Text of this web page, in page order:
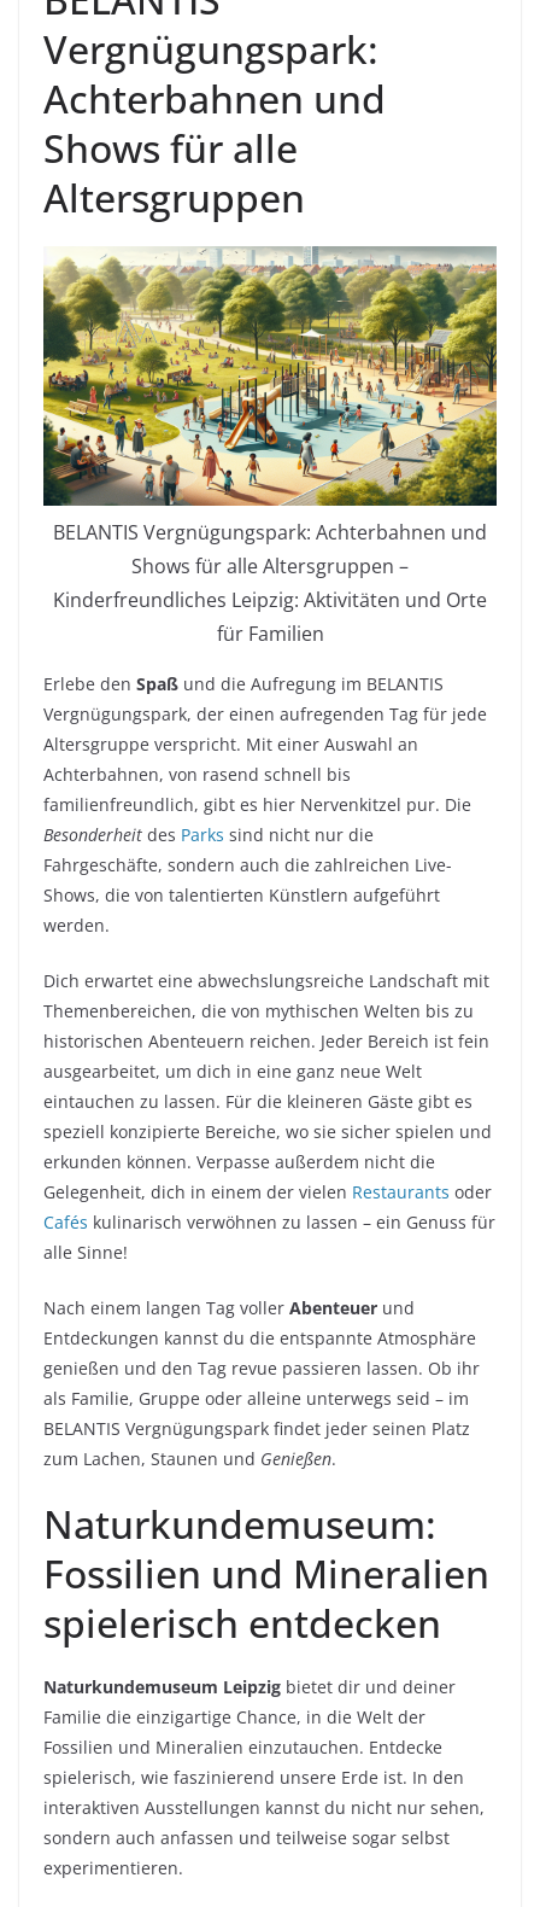
Vergnügungspark:
Achterbahnen und
Shows für alle
Altersgruppen
BELANTIS Vergnügungspark: Achterbahnen und
Shows für alle Altersgruppen –
Kinderfreundliches Leipzig: Aktivitäten und Orte
für Familien
Erlebe den Spaß und die Aufregung im BELANTIS
Vergnügungspark, der einen aufregenden Tag für jede
Altersgruppe verspricht. Mit einer Auswahl an
Achterbahnen, von rasend schnell bis
familienfreundlich, gibt es hier Nervenkitzel pur. Die
Besonderheit des Parks sind nicht nur die
Fahrgeschäfte, sondern auch die zahlreichen Live-
Shows, die von talentierten Künstlern aufgeführt
werden.
Dich erwartet eine abwechslungsreiche Landschaft mit
Themenbereichen, die von mythischen Welten bis zu
historischen Abenteuern reichen. Jeder Bereich ist fein
ausgearbeitet, um dich in eine ganz neue Welt
eintauchen zu lassen. Für die kleineren Gäste gibt es
speziell konzipierte Bereiche, wo sie sicher spielen und
erkunden können. Verpasse außerdem nicht die
Gelegenheit, dich in einem der vielen Restaurants oder
Cafés kulinarisch verwöhnen zu lassen – ein Genuss für
alle Sinne!
Nach einem langen Tag voller Abenteuer und
Entdeckungen kannst du die entspannte Atmosphäre
genießen und den Tag revue passieren lassen. Ob ihr
als Familie, Gruppe oder alleine unterwegs seid – im
BELANTIS Vergnügungspark findet jeder seinen Platz
zum Lachen, Staunen und Genießen.
Naturkundemuseum:
Fossilien und Mineralien
spielerisch entdecken
Naturkundemuseum Leipzig bietet dir und deiner
Familie die einzigartige Chance, in die Welt der
Fossilien und Mineralien einzutauchen. Entdecke
spielerisch, wie faszinierend unsere Erde ist. In den
interaktiven Ausstellungen kannst du nicht nur sehen,
sondern auch anfassen und teilweise sogar selbst
experimentieren.